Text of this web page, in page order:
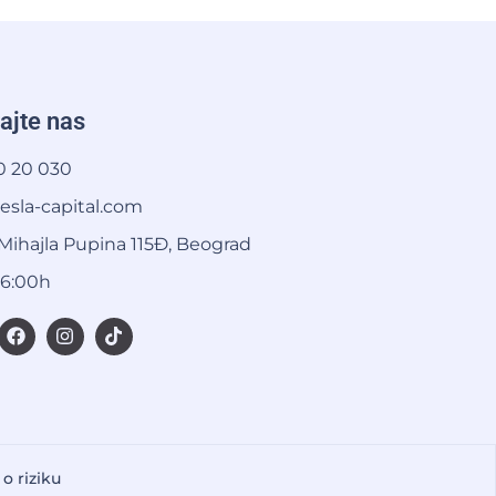
nas
20 030
capital.com
Pupina 115Đ, Beograd
riziku